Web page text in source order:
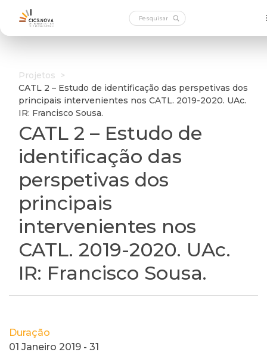
Projetos >
CATL 2 – Estudo de identificação das perspetivas dos
principais intervenientes nos CATL. 2019-2020. UAc.
IR: Francisco Sousa.
CATL 2 – Estudo de
identificação das
perspetivas dos
principais
intervenientes nos
CATL. 2019-2020. UAc.
IR: Francisco Sousa.
Duração
01 Janeiro 2019 - 31